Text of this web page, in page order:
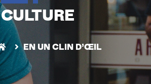
CULTURE
EN UN CLIN D’ŒIL